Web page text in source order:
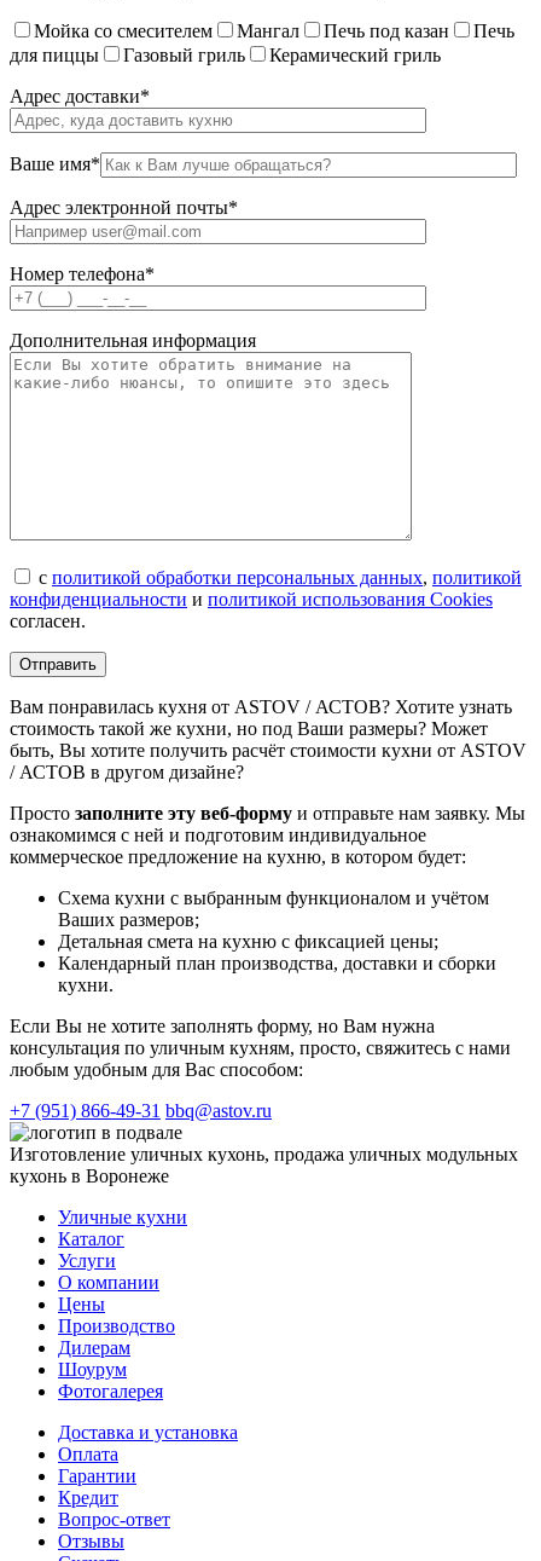
Мойка со смесителем Мангал Печь под казан
Печь
для пиццы
Газовый гриль
Керамический гриль
Адрес доставки*
Ваше имя*
Адрес электронной почты*
Номер телефона*
Дополнительная информация
с политикой обработки персональных данных, политикой
конфиденциальности и политикой использования Cookies
согласен.
Вам понравилась кухня от ASTOV / АСТОВ? Хотите узнать
стоимость такой же кухни, но под Ваши размеры? Может
быть, Вы хотите получить расчёт стоимости кухни от ASTOV
/ АСТОВ в другом дизайне?
Просто заполните эту веб-форму и отправьте нам заявку. Мы
ознакомимся с ней и подготовим индивидуальное
коммерческое предложение на кухню, в котором будет:
Схема кухни с выбранным функционалом и учётом
Ваших размеров;
Детальная смета на кухню с фиксацией цены;
Календарный план производства, доставки и сборки
кухни.
Если Вы не хотите заполнять форму, но Вам нужна
консультация по уличным кухням, просто, свяжитесь с нами
любым удобным для Вас способом:
+7 (951) 866-49-31 bbq@astov.ru
Изготовление уличных кухонь, продажа уличных модульных
кухонь в Воронеже
Уличные кухни
Каталог
Услуги
О компании
Цены
Производство
Дилерам
Шоурум
Фотогалерея
Доставка и установка
Оплата
Гарантии
Кредит
Вопрос-ответ
Отзывы